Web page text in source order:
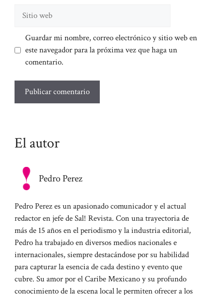
web
Guardar mi nombre, correo electrónico y sitio web en
este navegador para la próxima vez que haga un
comentario.
El autor
Pedro Perez
Pedro Perez es un apasionado comunicador y el actual
redactor en jefe de Sal! Revista. Con una trayectoria de
más de 15 años en el periodismo y la industria editorial,
Pedro ha trabajado en diversos medios nacionales e
internacionales, siempre destacándose por su habilidad
para capturar la esencia de cada destino y evento que
cubre. Su amor por el Caribe Mexicano y su profundo
conocimiento de la escena local le permiten ofrecer a los